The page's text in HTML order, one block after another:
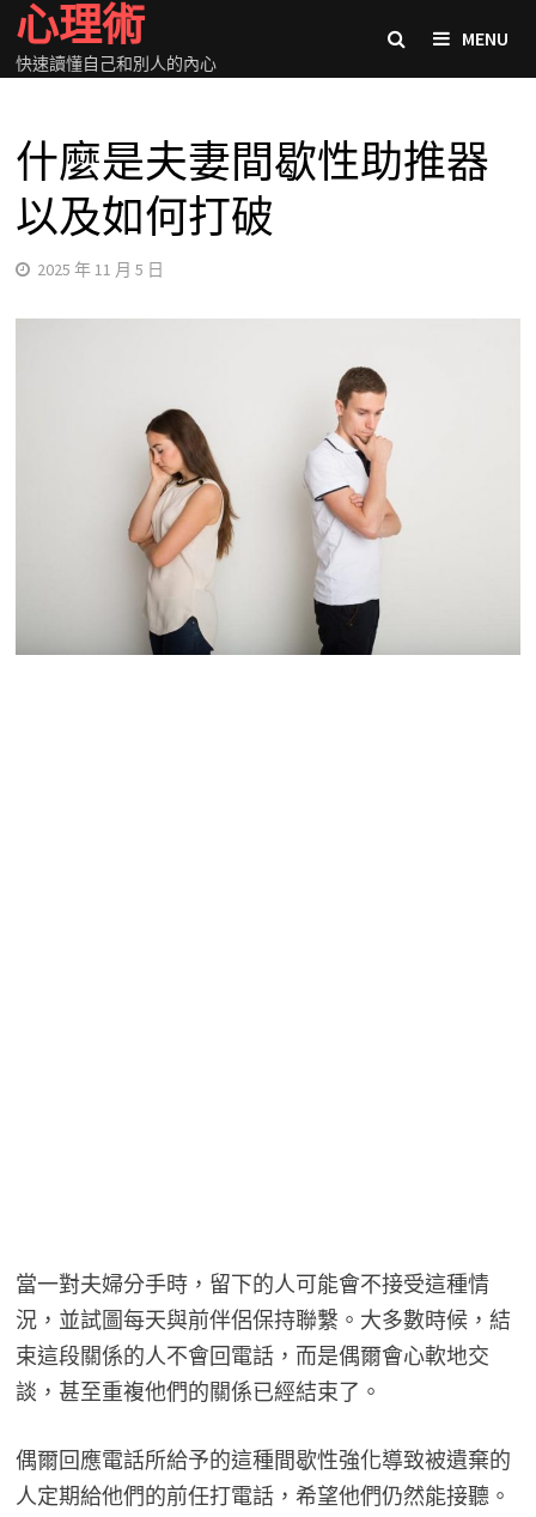
Skip
content
心理術
快速讀懂自己和別人的內心
MENU
什麼是夫妻間歇性助推器
以及如何打破
2025 年 11 月 5 日
當一對夫婦分手時，留下的人可能會不接受這種情
況，並試圖每天與前伴侶保持聯繫。大多數時候，結
束這段關係的人不會回電話，而是偶爾會心軟地交
談，甚至重複他們的關係已經結束了。
偶爾回應電話所給予的這種間歇性強化導致被遺棄的
人定期給他們的前任打電話，希望他們仍然能接聽。